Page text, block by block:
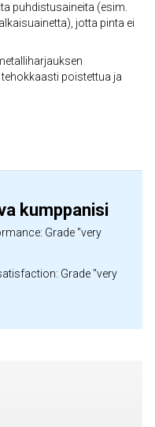
puhdistusaineita (esim.
jotta pinta ei
poistettua ja
kumppanisi
Grade "very
Grade "very